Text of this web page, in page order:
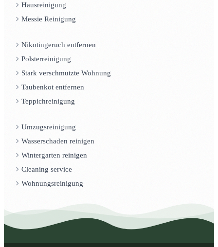
Hausreinigung
Messie Reinigung
Nikotingeruch entfernen
Polsterreinigung
Stark verschmutzte Wohnung
Taubenkot entfernen
Teppichreinigung
Umzugsreinigung
Wasserschaden reinigen
Wintergarten reinigen
Cleaning service
Wohnungsreinigung